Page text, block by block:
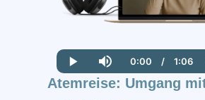
Play Mute
Current
Time
0:00 / 1:06
Atemreise: Umgang